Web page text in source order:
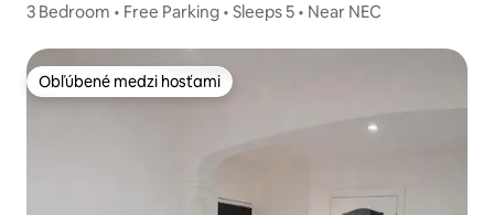
3 Bedroom • Free Parking • Sleeps 5 • Near NEC
Obľúbené medzi hosťami
Obľúbené medzi hosťami